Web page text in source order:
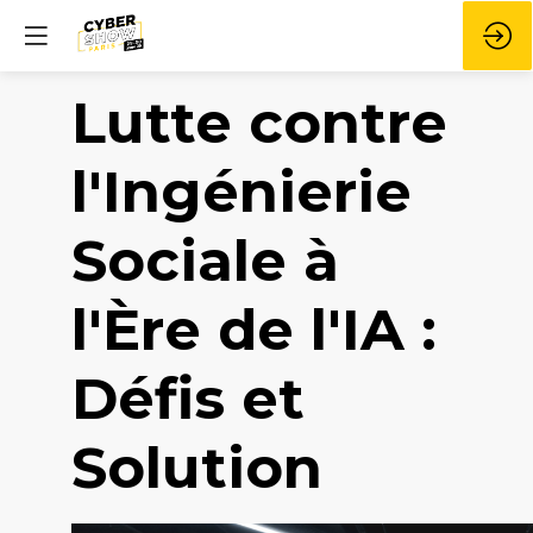
Lutte contre
l'Ingénierie
Sociale à
l'Ère de l'IA :
Défis et
Solution